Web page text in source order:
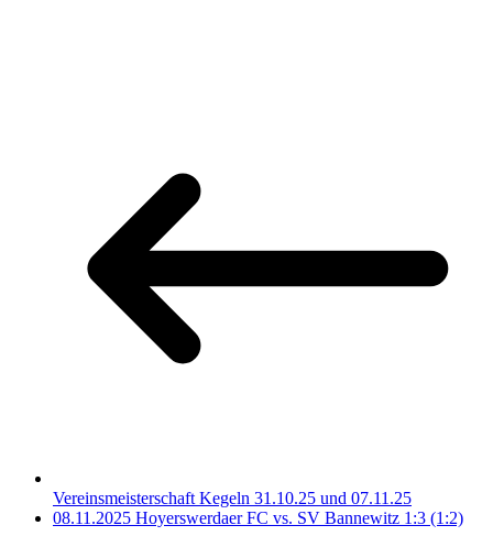
Vereinsmeisterschaft Kegeln 31.10.25 und 07.11.25
08.11.2025 Hoyerswerdaer FC vs. SV Bannewitz 1:3 (1:2)